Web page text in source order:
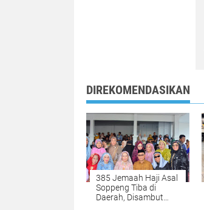
DIREKOMENDASIKAN
385 Jemaah Haji Asal
Soppeng Tiba di
Daerah, Disambut